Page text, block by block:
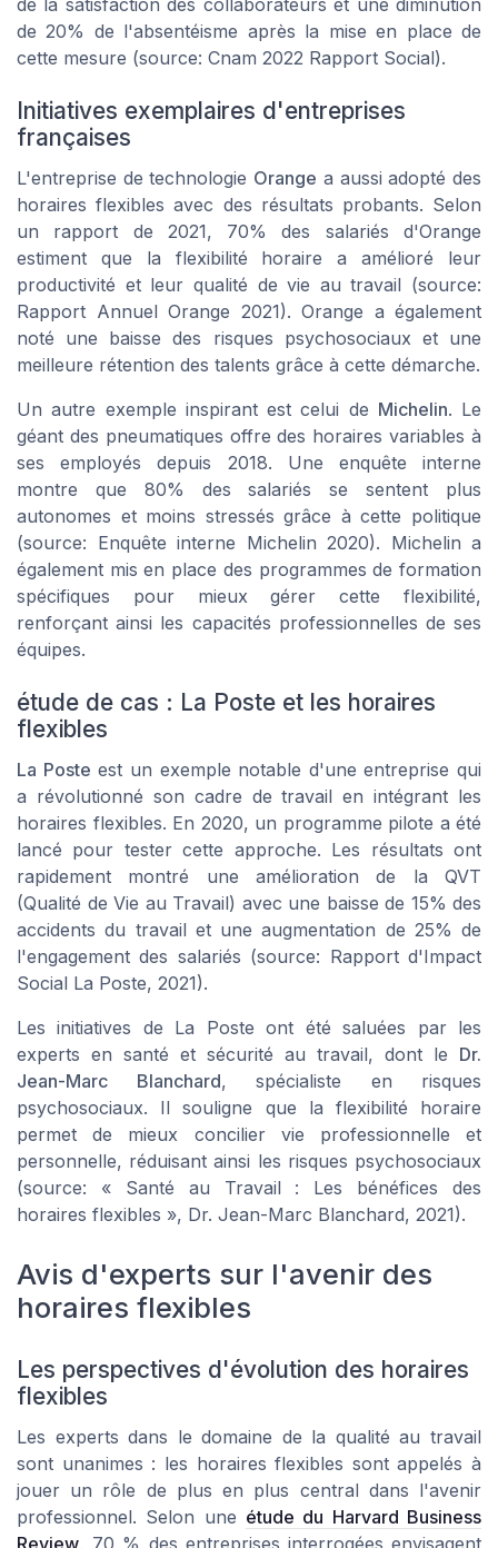
de 20% de l'absentéisme après la mise en place de
cette mesure (source: Cnam 2022 Rapport Social).
Initiatives exemplaires d'entreprises
françaises
L'entreprise de technologie Orange a aussi adopté des
horaires flexibles avec des résultats probants. Selon
un rapport de 2021, 70% des salariés d'Orange
estiment que la flexibilité horaire a amélioré leur
productivité et leur qualité de vie au travail (source:
Rapport Annuel Orange 2021). Orange a également
noté une baisse des risques psychosociaux et une
meilleure rétention des talents grâce à cette démarche.
Un autre exemple inspirant est celui de Michelin. Le
géant des pneumatiques offre des horaires variables à
ses employés depuis 2018. Une enquête interne
montre que 80% des salariés se sentent plus
autonomes et moins stressés grâce à cette politique
(source: Enquête interne Michelin 2020). Michelin a
également mis en place des programmes de formation
spécifiques pour mieux gérer cette flexibilité,
renforçant ainsi les capacités professionnelles de ses
équipes.
étude de cas : La Poste et les horaires
flexibles
La Poste est un exemple notable d'une entreprise qui
a révolutionné son cadre de travail en intégrant les
horaires flexibles. En 2020, un programme pilote a été
lancé pour tester cette approche. Les résultats ont
rapidement montré une amélioration de la QVT
(Qualité de Vie au Travail) avec une baisse de 15% des
accidents du travail et une augmentation de 25% de
l'engagement des salariés (source: Rapport d'Impact
Social La Poste, 2021).
Les initiatives de La Poste ont été saluées par les
experts en santé et sécurité au travail, dont le Dr.
Jean-Marc Blanchard, spécialiste en risques
psychosociaux. Il souligne que la flexibilité horaire
permet de mieux concilier vie professionnelle et
personnelle, réduisant ainsi les risques psychosociaux
(source: « Santé au Travail : Les bénéfices des
horaires flexibles », Dr. Jean-Marc Blanchard, 2021).
Avis d'experts sur l'avenir des
horaires flexibles
Les perspectives d'évolution des horaires
flexibles
Les experts dans le domaine de la qualité au travail
sont unanimes : les horaires flexibles sont appelés à
jouer un rôle de plus en plus central dans l'avenir
professionnel. Selon une étude du Harvard Business
Review, 70 % des entreprises interrogées envisagent